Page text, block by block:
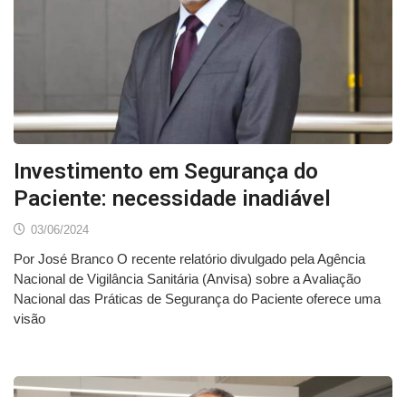
Investimento em Segurança do
Paciente: necessidade inadiável
03/06/2024
Por José Branco O recente relatório divulgado pela Agência
Nacional de Vigilância Sanitária (Anvisa) sobre a Avaliação
Nacional das Práticas de Segurança do Paciente oferece uma
visão